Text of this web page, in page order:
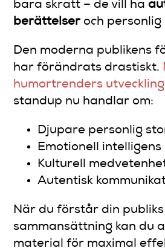
bara skratt – de vill ha
berättelseroch personlig
Den moderna publikens
har förändrats drastiskt.
humortrenders utveckling
standup nu handlar om:
Djupare personlig
Emotionell intelligens
Kulturell
Autentisk
När du förstår din
sammansättning kan du
material för maximal